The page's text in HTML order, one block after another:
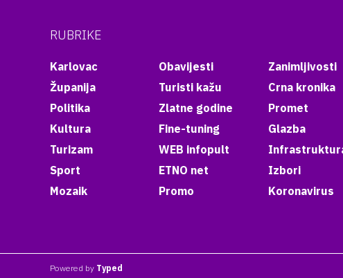
RUBRIKE
Karlovac
Županija
Politika
Kultura
Turizam
Sport
Mozaik
Obavijesti
Turisti kažu
Zlatne godine
Fine-tuning
WEB infopult
ETNO net
Promo
Zanimljivosti
Crna kronika
Promet
Glazba
Izbori
Koronavirus
Powered by Typed